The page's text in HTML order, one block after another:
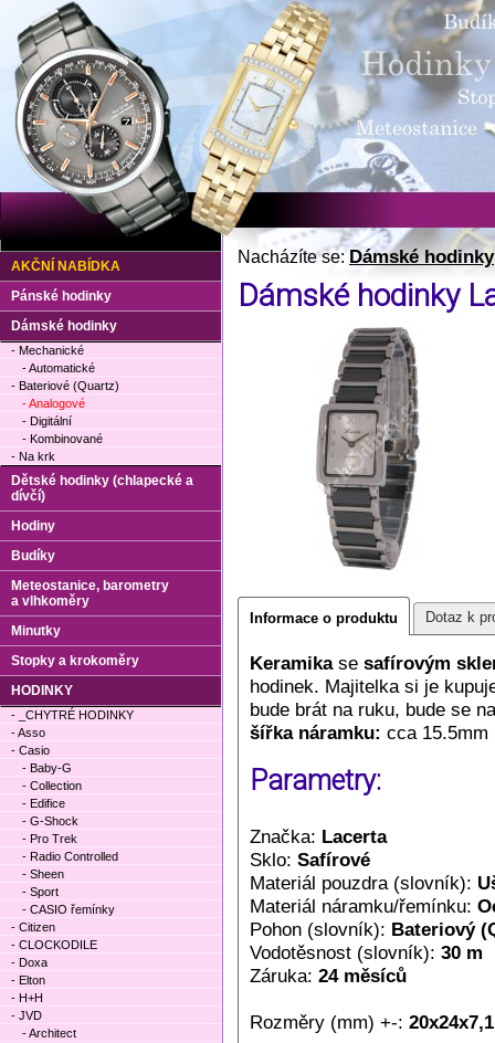
Nacházíte se:Dámské hodinky
Dámské hodinky
Informace o produktu Dotaz k
Keramikase safírovým
hodinek. Majitelka si je
bude brát na ruku, bude se
šířka náramku: cca 15.5mm
Parametry:
Značka: Lacerta
Sklo: Safírové
Materiál pouzdra (slovník):
Materiál náramku/řemínku:
Pohon (slovník): Bateriový
Vodotěsnost (slovník): 30 m
Záruka: 24 měsíců
Rozměry (mm) +-: 20x24x7,1
AKČNÍ NABÍDKA
Pánské hodinky
Dámské hodinky
- Mechanické
- Automatické
- Bateriové (Quartz)
- Analogové
- Digitální
- Kombinované
- Na krk
Dětské hodinky (chlapecké a
dívčí)
Hodiny
Budíky
Meteostanice, barometry
a vlhkoměry
Minutky
Stopky a krokoměry
HODINKY
- _CHYTRÉ HODINKY
- Asso
- Casio
- Baby-G
- Collection
- Edifice
- G-Shock
- Pro Trek
- Radio Controlled
- Sheen
- Sport
- CASIO řemínky
- Citizen
- CLOCKODILE
- Doxa
- Elton
- H+H
- JVD
- Architect